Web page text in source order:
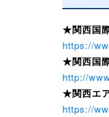
★関西国
https://
★関西国
http://
★関西エ
https://